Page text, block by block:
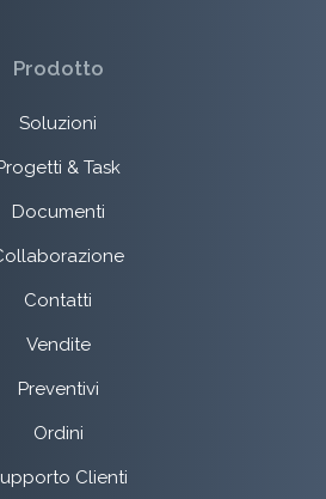
Prodotto
Soluzioni
& Task
Documenti
Contatti
Vendite
Preventivi
Ordini
Clienti